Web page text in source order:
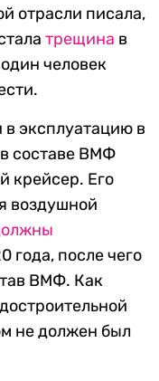
отрасли писала,
трещина в
человек
эксплуатацию в
составе ВМФ
крейсер. Его
воздушной
года, после чего
ВМФ. Как
не должен был